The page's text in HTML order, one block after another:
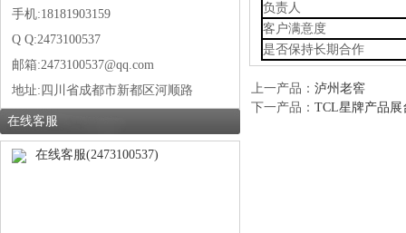
手机:18181903159
Q Q:2473100537
邮箱:2473100537@qq.com
地址: 四川省成都市新都区河顺路
在线客服
在线客服(2473100537)
负责人
客户满意度
是否保持长期合作
上一产品 ： 泸州老窖
下一产品 ： TCL星牌产品展